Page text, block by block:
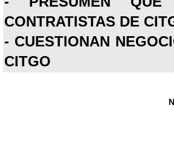
CONTRATISTAS DE
- CUESTIONAN
CITGO